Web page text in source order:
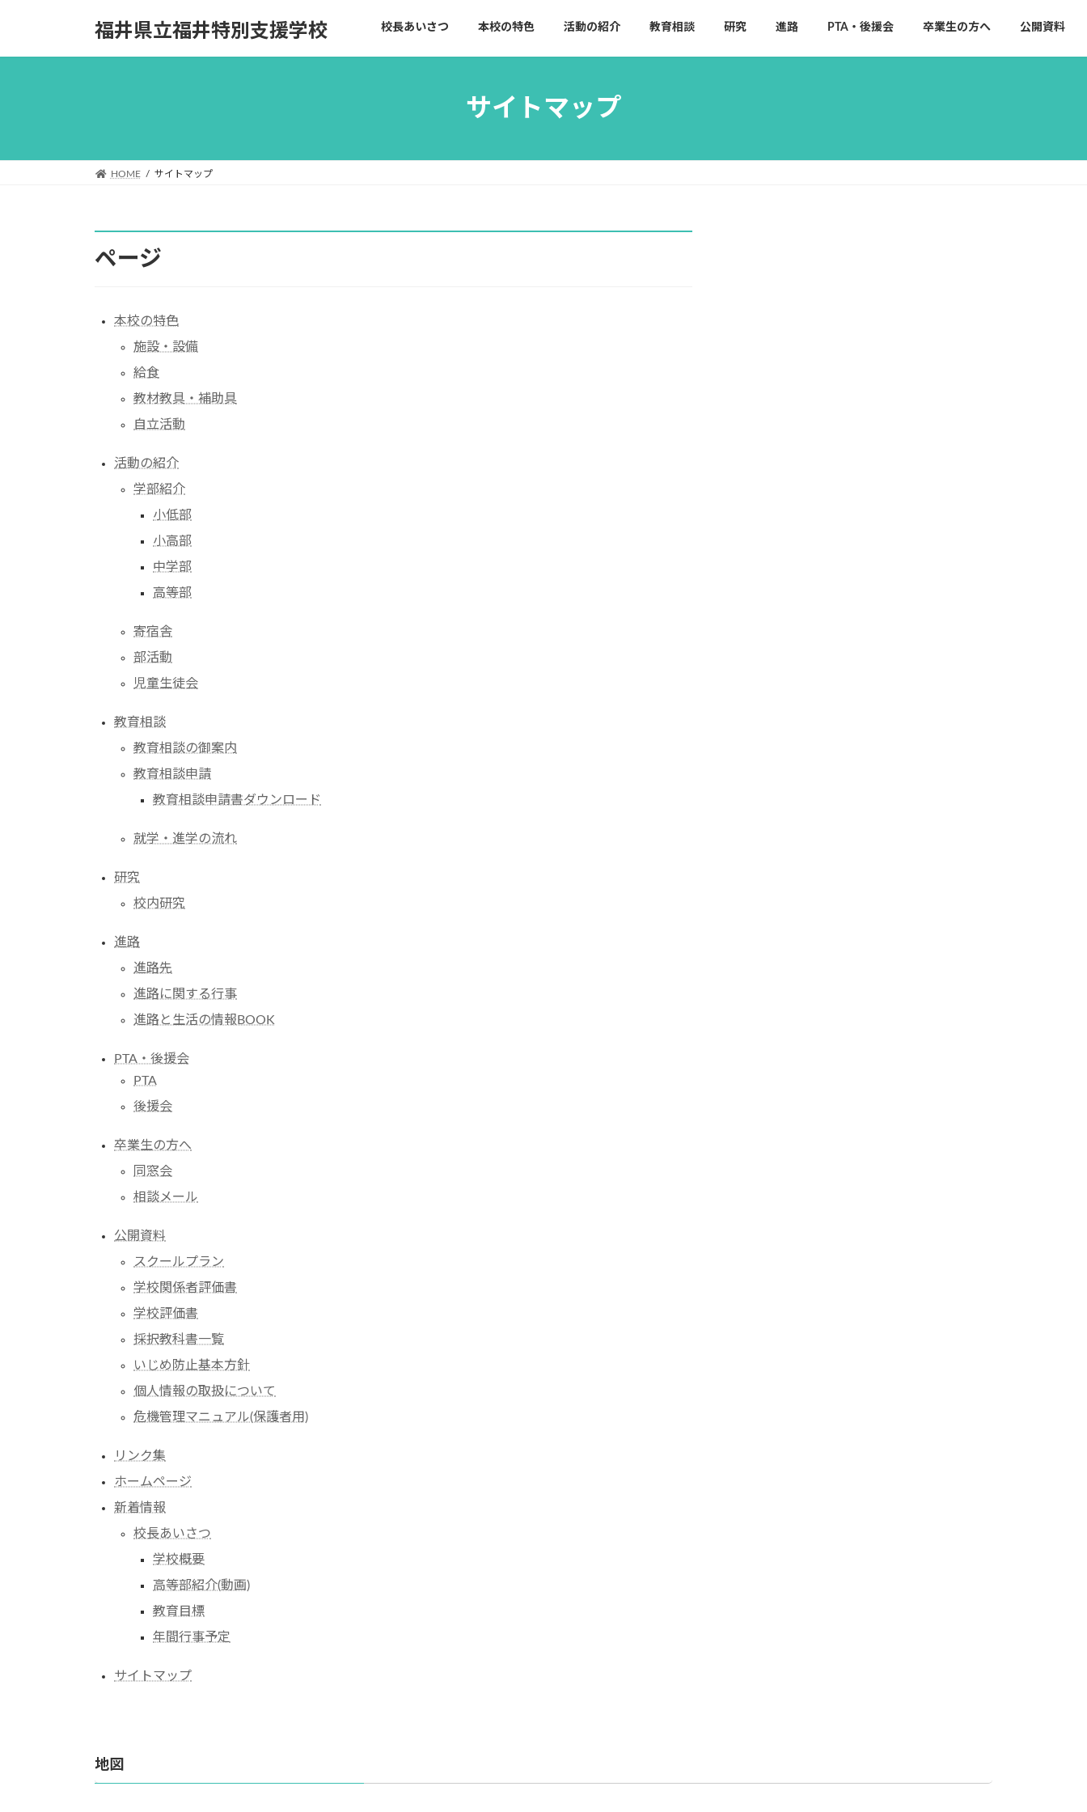
福井県立福井特別支援学校 校長あいさつ 本校の特色 活動の紹介 教育相談 研究 進路 PTA・後援会 卒業生の方へ 公開資料
サイトマップ
HOME サイトマップ
ページ
本校の特色
施設・設備
給食
教材教具・補助具
自立活動
活動の紹介
学部紹介
小低部
小高部
中学部
高等部
寄宿舎
部活動
児童生徒会
教育相談
教育相談の御案内
教育相談申請
教育相談申請書ダウンロード
就学・進学の流れ
研究
校内研究
進路
進路先
進路に関する行事
進路と生活の情報BOOK
PTA・後援会
PTA
後援会
卒業生の方へ
同窓会
相談メール
公開資料
スクールプラン
学校関係者評価書
学校評価書
採択教科書一覧
いじめ防止基本方針
個人情報の取扱について
危機管理マニュアル(保護者用)
リンク集
ホームページ
新着情報
校長あいさつ
学校概要
高等部紹介(動画)
教育目標
年間行事予定
サイトマップ
地図